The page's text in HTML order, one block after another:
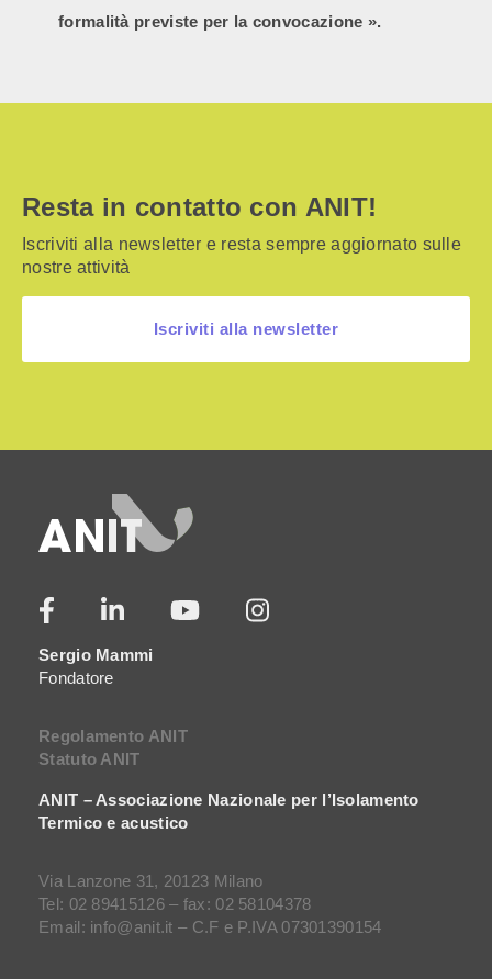
formalità previste per la convocazione ».
Resta in contatto con ANIT!
Iscriviti alla newsletter e resta sempre aggiornato sulle
nostre attività
Iscriviti alla newsletter
Sergio Mammi
Fondatore
Regolamento ANIT
Statuto ANIT
ANIT – Associazione Nazionale per l’Isolamento
Termico e acustico
Via Lanzone 31, 20123 Milano
Tel: 02 89415126 – fax: 02 58104378
Email: info@anit.it – C.F e P.IVA 07301390154